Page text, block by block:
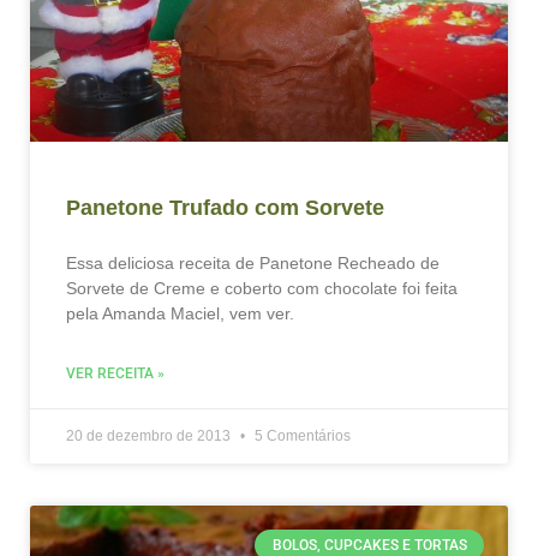
Panetone Trufado com Sorvete
Essa deliciosa receita de Panetone Recheado de
Sorvete de Creme e coberto com chocolate foi feita
pela Amanda Maciel, vem ver.
VER RECEITA »
20 de dezembro de 2013 5 Comentários
BOLOS, CUPCAKES E TORTAS